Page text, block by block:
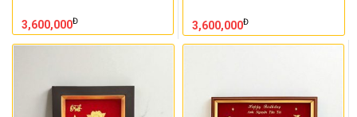
3,600,000Đ 3,600,000Đ